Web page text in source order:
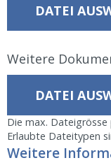
DATEI
Weitere
DATEI
Die max.
Erlaubte Dateitypen
Weitere